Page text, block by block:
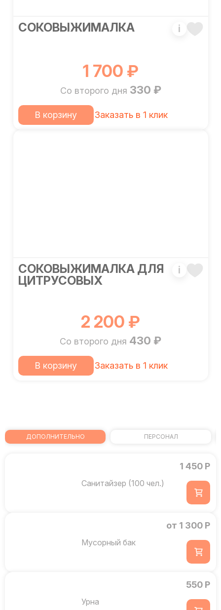
СОКОВЫЖИМАЛКА i
1 700 ₽
Со второго дня 330 ₽
В корзину Заказать в 1 клик
СОКОВЫЖИМАЛКА ДЛЯ
ЦИТРУСОВЫХ
i
2 200 ₽
Со второго дня 430 ₽
В корзину Заказать в 1 клик
ДОПОЛНИТЕЛЬНО ПЕРСОНАЛ
Санитайзер (100 чел.)
1 450 Р
Мусорный бак
от 1 300 Р
Урна
550 Р